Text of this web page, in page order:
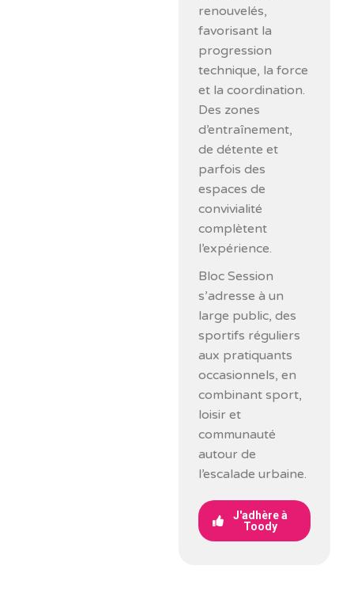
renouvelés,
favorisant la
progression
technique, la force
et la coordination.
Des zones
d’entraînement,
de détente et
parfois des
espaces de
convivialité
complètent
l’expérience.
Bloc Session
s’adresse à un
large public, des
sportifs réguliers
aux pratiquants
occasionnels, en
combinant sport,
loisir et
communauté
autour de
l’escalade urbaine.
J'adhère à
Toody